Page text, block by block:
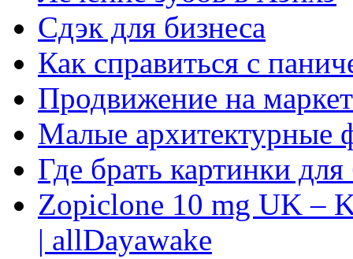
Сдэк для бизнеса
Как справиться с
Продвижение на
Малые архитектурные
Где брать картинки
Zopiclone 10 mg UK –
| allDayawake